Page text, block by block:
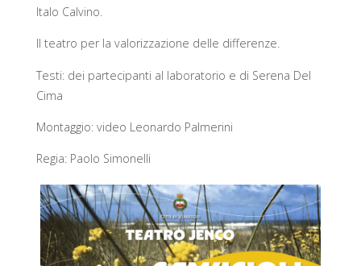
GG
Italo Calvino.
Il teatro per la valorizzazione delle differenze.
Testi: dei partecipanti al laboratorio e di Serena Del
Cima
Montaggio: video Leonardo Palmerini
Regia: Paolo Simonelli